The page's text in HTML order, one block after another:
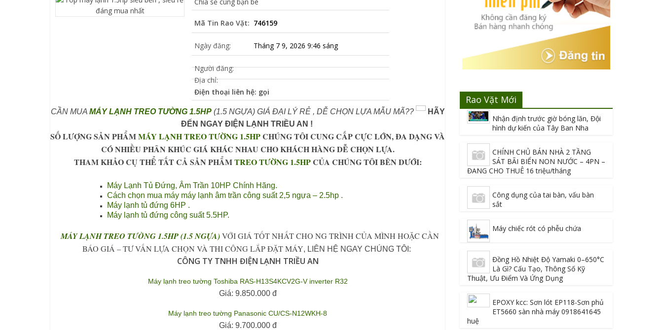
Mã Tin Rao Vặt: 746159
Ngày đăng: Tháng 7 9, 2026 9:46 sáng
Người đăng:
Địa chỉ:
Điện thoại liên hệ: gọi
CẦN MUA MÁY LẠNH TREO TƯỜNG 1.5HP(1.5 NGỰA) GIÁ ĐẠI LÝ RẺ , DỄ CHỌN LỰA MẪU MÃ??
HÃY
ĐẾN NGAY ĐIỆN LẠNH TRIỀU AN !
SỐ LƯỢNG SẢN PHẨMMÁY LẠNH TREO TƯỜNG 1.5HPCHÚNG TÔI CUNG CẤP CỰC LỚN, ĐA DẠNG VÀ
CÓ NHIỀU PHÂN KHÚC GIÁ KHÁC NHAU CHO KHÁCH HÀNG DỄ CHỌN LỰA.
THAM KHẢO CỤ THỂ TẤT CẢ SẢN PHẨMTREO TƯỜNG 1.5HPCỦA CHÚNG TÔI BÊN DƯỚI:
Máy Lạnh Tủ Đứng, Âm Trần 10HP Chính Hãng.
Cách chọn mua máy máy lạnh âm trần công suất 2,5 ngựa – 2.5hp .
Máy lạnh tủ đứng 6HP .
Máy lạnh tủ đứng công suất 5.5HP.
MÁY LẠNH TREO TƯỜNG 1.5HP (1.5 NGỰA)VỚI GIÁ TỐT NHẤT CHO NG TRÌNH CỦA MÌNH HOẶC CẦN
BÁO GIÁ – TƯ VẤN LỰA CHỌN VÀ THI CÔNG LẮP ĐẶT MÁY, LIÊN HỆ NGAY CHÚNG TÔI:
CÔNG TY TNHH ĐIỆN LẠNH TRIỀU AN
Máy lạnh treo tường Toshiba RAS-H13S4KCV2G-V inverter R32
Giá: 9.850.000 đ
Máy lạnh treo tường Panasonic CU/CS-N12WKH-8
Giá: 9.700.000 đ
Rao Vặt Mới
Nhận định trước giờ bóng lăn, Đội
hình dự kiến của Tây Ban Nha
CHÍNH CHỦ BÁN NHÀ 2 TẦNG
SÁT BÃI BIỂN NON NƯỚC – 4PN –
ĐANG CHO THUÊ 16 triệu/tháng
Công dụng của tai bàn, vấu bàn
sắt
Máy chiếc rót có phễu chứa
Đồng Hồ Nhiệt Độ Yamaki 0–650°C
Là Gì? Cấu Tạo, Thông Số Kỹ
Thuật, Ưu Điểm Và Ứng Dụng
EPOXY kcc: Sơn lót EP118-Sơn phủ
ET5660 sàn nhà máy 0918641645
huệ